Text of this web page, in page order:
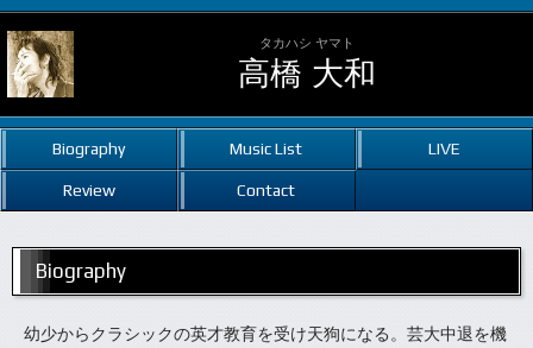
タカハシ ヤマト
高橋 大和
Biography Music List LIVE
Review Contact
Biography
幼少からクラシックの英才教育を受け天狗になる。芸大中退を機